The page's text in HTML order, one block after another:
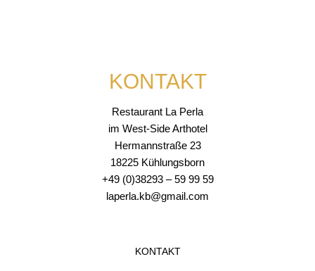
KONTAKT
Restaurant La Perla
im West-Side Arthotel
Hermannstraße 23
18225 Kühlungsborn
+49 (0)38293 – 59 99 59
laperla.kb@gmail.com
KONTAKT